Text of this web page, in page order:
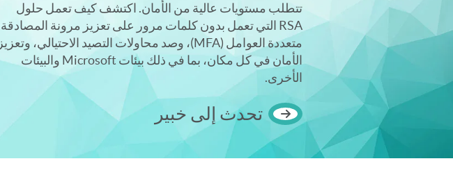
تتطلب مستويات عالية من الأمان. اكتشف كيف تعمل حلول
RSA التي تعمل بدون كلمات مرور على تعزيز مرونة المصادقة
متعددة العوامل (MFA)، وصد محاولات التصيد الاحتيالي، وتعزيز
الأمان في كل مكان، بما في ذلك بيئات Microsoft والبيئات
الأخرى.
تحدث إلى خبير